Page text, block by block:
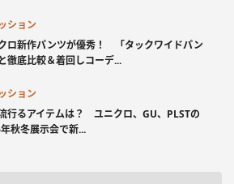
ション
ロ新作パンツが優秀！ 「タックワイドパン
徹底比較＆着回しコーデ...
ション
行るアイテムは？ ユニクロ、GU、PLSTの
秋冬展示会で新...